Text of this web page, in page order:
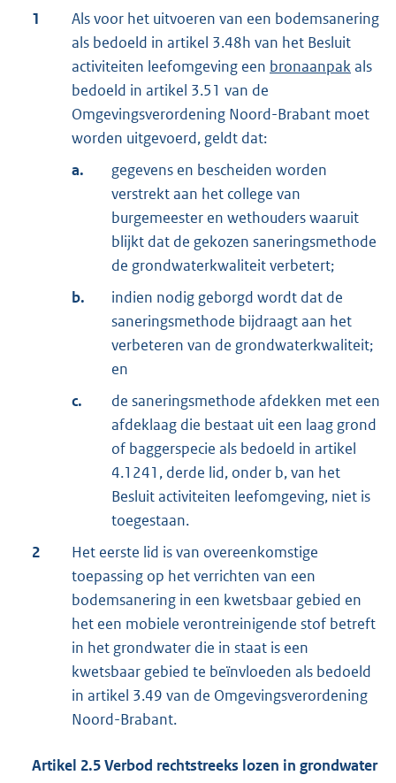
1
Als voor het uitvoeren van een bodemsanering
als bedoeld in artikel 3.48h van het Besluit
activiteiten leefomgeving een bronaanpakals
bedoeld in artikel 3.51 van de
Omgevingsverordening Noord-Brabant moet
worden uitgevoerd, geldt dat:
a.
gegevens en bescheiden worden
verstrekt aan het college van
burgemeester en wethouders waaruit
blijkt dat de gekozen saneringsmethode
de grondwaterkwaliteit verbetert;
b.
indien nodig geborgd wordt dat de
saneringsmethode bijdraagt aan het
verbeteren van de grondwaterkwaliteit;
en
c.
de saneringsmethode afdekken met een
afdeklaag die bestaat uit een laag grond
of baggerspecie als bedoeld in artikel
4.1241, derde lid, onder b, van het
Besluit activiteiten leefomgeving, niet is
toegestaan.
2
Het eerste lid is van overeenkomstige
toepassing op het verrichten van een
bodemsanering in een kwetsbaar gebied en
het een mobiele verontreinigende stof betreft
in het grondwater die in staat is een
kwetsbaar gebied te beïnvloeden als bedoeld
in artikel 3.49 van de Omgevingsverordening
Noord-Brabant.
Artikel 2.5Verbod rechtstreeks lozen in grondwater